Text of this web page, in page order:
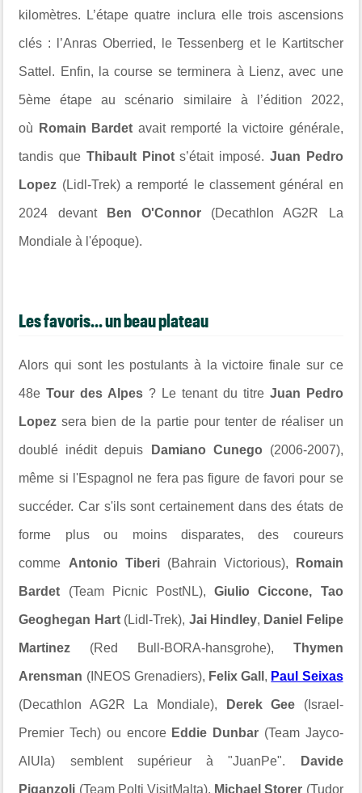
kilomètres. L’étape quatre inclura elle trois ascensions
clés : l’Anras Oberried, le Tessenberg et le Kartitscher
Sattel. Enfin, la course se terminera à Lienz, avec une
5ème étape au scénario similaire à l’édition 2022,
où Romain Bardet avait remporté la victoire générale,
tandis que Thibault Pinots’était imposé. Juan Pedro
Lopez (Lidl-Trek) a remporté le classement général en
2024 devant Ben O'Connor (Decathlon AG2R La
Mondiale à l'époque).
Les favoris... un beau plateau
Alors qui sont les postulants à la victoire finale sur ce
48eTour des Alpes ? Le tenant du titre Juan Pedro
Lopez sera bien de la partie pour tenter de réaliser un
doublé inédit depuis Damiano Cunego (2006-2007),
même si l'Espagnol ne fera pas figure de favori pour se
succéder. Car s'ils sont certainement dans des états de
forme plus ou moins disparates, des coureurs
comme Antonio Tiberi(Bahrain Victorious), Romain
Bardet (Team Picnic PostNL),Giulio Ciccone, Tao
Geoghegan Hart(Lidl-Trek), Jai Hindley, Daniel Felipe
Martinez (Red Bull-BORA-hansgrohe), Thymen
Arensman (INEOS Grenadiers), Felix Gall , Paul Seixas
(Decathlon AG2R La Mondiale), Derek Gee (Israel-
Premier Tech) ou encore Eddie Dunbar (Team Jayco-
AlUla) semblent supérieur à "JuanPe". Davide
Piganzoli (Team Polti VisitMalta), Michael Storer (Tudor